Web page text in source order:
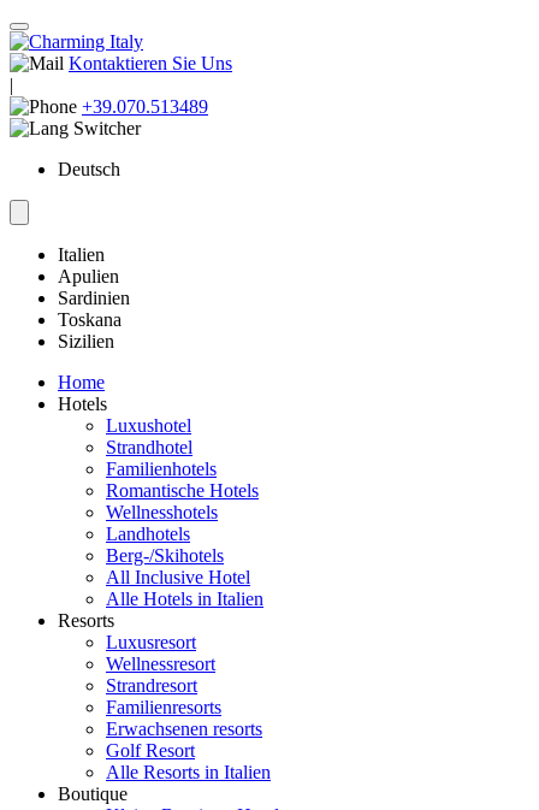
Kontaktieren Sie Uns
|
+39.070.513489
Deutsch
Italien
Apulien
Sardinien
Toskana
Sizilien
Home
Hotels
Luxushotel
Strandhotel
Familienhotels
Romantische Hotels
Wellnesshotels
Landhotels
Berg-/Skihotels
All Inclusive Hotel
Alle Hotels in Italien
Resorts
Luxusresort
Wellnessresort
Strandresort
Familienresorts
Erwachsenen resorts
Golf Resort
Alle Resorts in Italien
Boutique